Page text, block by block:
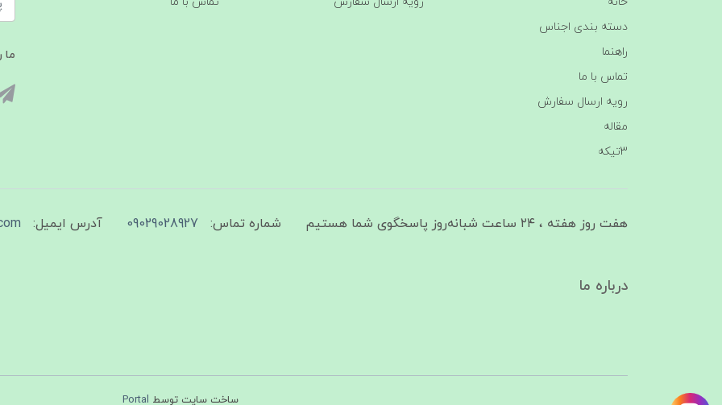
دسته بندی اجناس
راهنما
تماس با ما
رویه ارسال سفارش
مقاله
3تیکه
ما
هفت روز هفته ، ۲۴ ساعت شبانه‌روز پاسخگوی شما هستیم شماره تماس: 09029028927 آدرس ایمیل:
درباره ما
ساخت سایت توسط Portal